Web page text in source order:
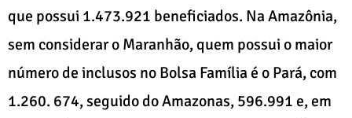
que possui 1.473.921 beneficiados. Na Amazônia,
sem considerar o Maranhão, quem possui o maior
número de inclusos no Bolsa Família é o Pará, com
1.260. 674, seguido do Amazonas, 596.991 e, em